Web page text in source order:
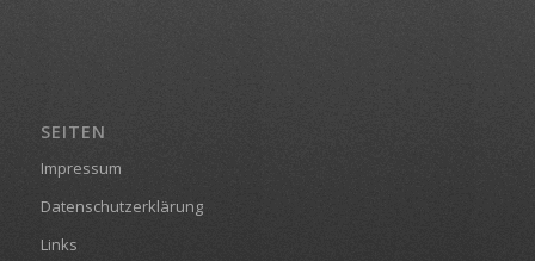
SEITEN
Impressum
Datenschutzerklärung
Links